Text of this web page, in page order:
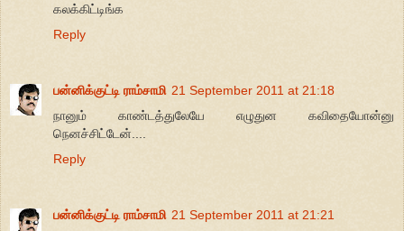
கலக்கிட்டிங்க
Reply
பன்னிக்குட்டி ராம்சாமி 21 September 2011 at 21:18
நானும் காண்டத்துலேயே எழுதுன கவிதையோன்னு
நெனச்சிட்டேன்....
Reply
பன்னிக்குட்டி ராம்சாமி 21 September 2011 at 21:21